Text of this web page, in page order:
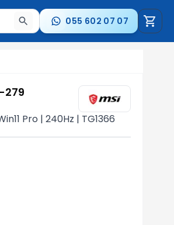
keçid etmək üçün ox
055 602 07 07
279
Pro | 240Hz | TG1366